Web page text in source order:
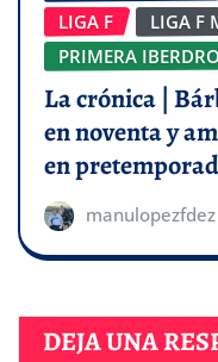
LIGA F
LIGA F
PRIMERA
La crónica |
en noventa y
en
manulopezfdez
DEJA UNA